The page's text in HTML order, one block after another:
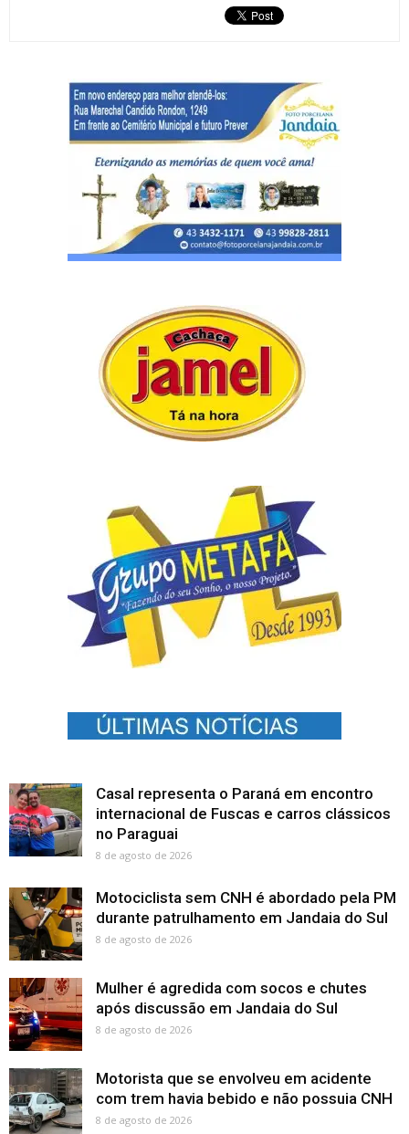
Casal representa o Paraná em encontro
internacional de Fuscas e carros clássicos
no Paraguai
8 de agosto de 2026
Motociclista sem CNH é abordado pela PM
durante patrulhamento em Jandaia do Sul
8 de agosto de 2026
Mulher é agredida com socos e chutes
após discussão em Jandaia do Sul
8 de agosto de 2026
Motorista que se envolveu em acidente
com trem havia bebido e não possuia CNH
8 de agosto de 2026